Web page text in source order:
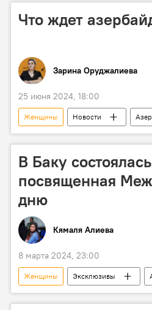
Что ждет
Зарина Оруджалиева
25 июня 2024, 18:00
Женщины Новости
пенсионный возраст
В Баку
посвященная
дню
Кямаля Алиева
8 марта 2024, 23:00
Женщины Эксклюзивы
Общество
искусство